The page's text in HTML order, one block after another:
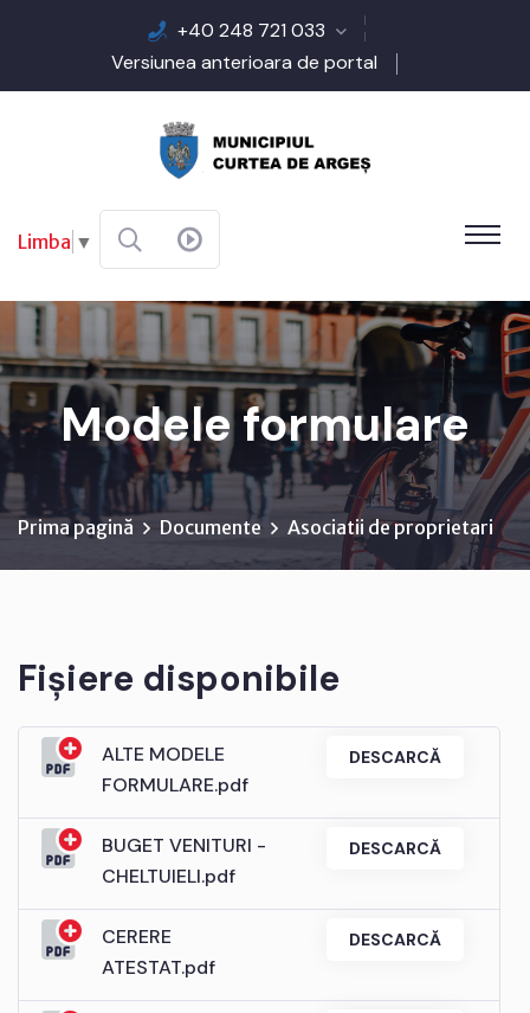
+40 248 721 033
Versiunea anterioara de portal
Limba ▼
Modele formulare
Prima pagină Documente Asociatii de proprietari
Fișiere disponibile
ALTE MODELE
FORMULARE.pdf
DESCARCĂ
BUGET VENITURI -
CHELTUIELI.pdf
DESCARCĂ
CERERE
ATESTAT.pdf
DESCARCĂ